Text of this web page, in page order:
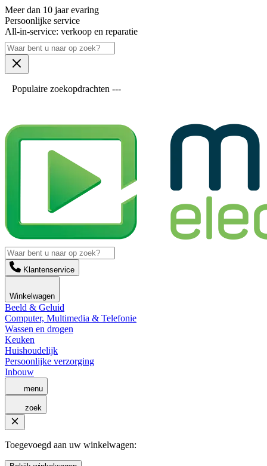
Meer dan 10 jaar evaring
Persoonlijke service
All-in-service: verkoop en reparatie
Populaire zoekopdrachten ---
Klantenservice
Winkelwagen
Beeld & Geluid
Computer, Multimedia & Telefonie
Wassen en drogen
Keuken
Huishoudelijk
Persoonlijke verzorging
Inbouw
menu
zoek
Toegevoegd aan uw winkelwagen: